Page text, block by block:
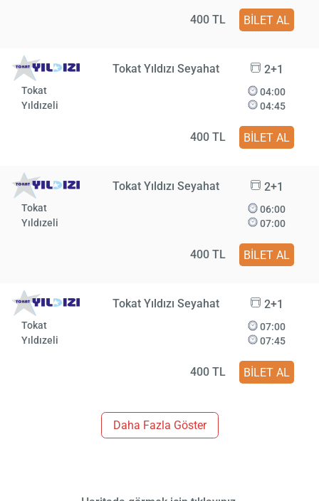
400 TL BİLET AL
Tokat Yıldızı Seyahat 2+1
Tokat
Yıldızeli
04:00
04:45
400 TL BİLET AL
Tokat Yıldızı Seyahat 2+1
Tokat
Yıldızeli
06:00
07:00
400 TL BİLET AL
Tokat Yıldızı Seyahat 2+1
Tokat
Yıldızeli
07:00
07:45
400 TL BİLET AL
Daha Fazla Göster